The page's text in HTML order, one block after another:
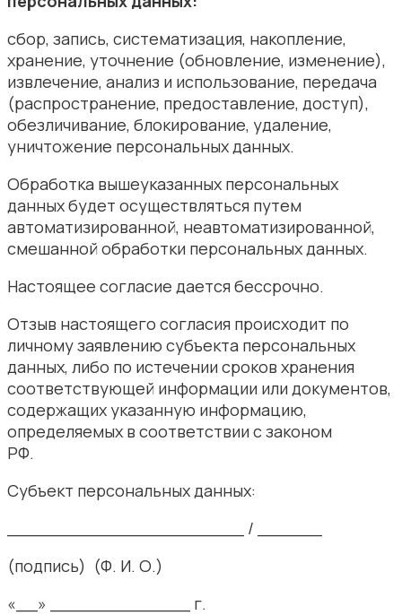
сбор, запись, систематизация, накопление,
хранение, уточнение (обновление, изменение),
извлечение, анализ и использование, передача
(распространение, предоставление, доступ),
обезличивание, блокирование, удаление,
уничтожение персональных данных.
Обработка вышеуказанных персональных
данных будет осуществляться путем
автоматизированной, неавтоматизированной,
смешанной обработки персональных данных.
Настоящее согласие дается бессрочно.
Отзыв настоящего согласия происходит по
личному заявлению субъекта персональных
данных, либо по истечении сроков хранения
соответствующей информации или документов,
содержащих указанную информацию,
определяемых в соответствии с законом
РФ.
Субъект персональных данных:
______________________ / ______
(подпись) (Ф. И. О.)
«__» _____________ г.